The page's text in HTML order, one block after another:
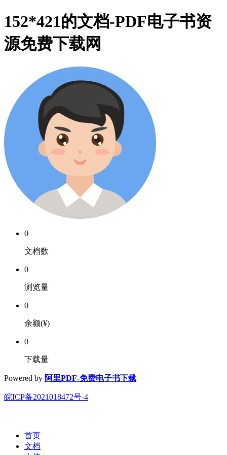
152*421的文档-PDF电子书资
源免费下载网
0
文档数
0
浏览量
0
余额(¥)
0
下载量
Powered by 阿里PDF-免费电子书下载
皖ICP备2021018472号-4
首页
文档